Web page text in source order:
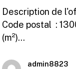
Description de
Code postal :
(m²)…
admin8823